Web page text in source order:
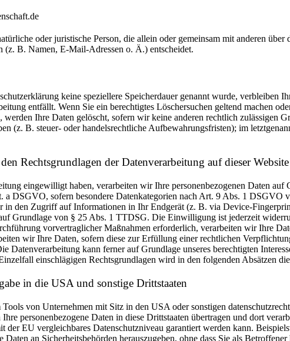
oder juristische Person, die allein oder gemeinsam mit anderen
(z. B. Namen, E-Mail-Adressen o. Ä.) entscheidet.
keine speziellere Speicherdauer genannt wurde, verbleiben
entfällt. Wenn Sie ein berechtigtes Löschersuchen geltend machen
Ihre Daten gelöscht, sofern wir keine anderen rechtlich zulässigen
(z. B. steuer- oder handelsrechtliche Aufbewahrungsfristen); im
Rechtsgrundlagen der Datenverarbeitung auf dieser Website
eingewilligt haben, verarbeiten wir Ihre personenbezogenen Daten
DSGVO, sofern besondere Datenkategorien nach Art. 9 Abs. 1 DSGVO
in den Zugriff auf Informationen in Ihr Endgerät (z. B. via Device-
Grundlage von § 25 Abs. 1 TTDSG. Die Einwilligung ist jederzeit
vorvertraglicher Maßnahmen erforderlich, verarbeiten wir Ihre
wir Ihre Daten, sofern diese zur Erfüllung einer rechtlichen
Datenverarbeitung kann ferner auf Grundlage unseres berechtigten
einschlägigen Rechtsgrundlagen wird in den folgenden Absätzen
in die USA und sonstige Drittstaaten
von Unternehmen mit Sitz in den USA oder sonstigen
personenbezogene Daten in diese Drittstaaten übertragen und dort
der EU vergleichbares Datenschutzniveau garantiert werden kann.
Daten an Sicherheitsbehörden herauszugeben, ohne dass Sie als